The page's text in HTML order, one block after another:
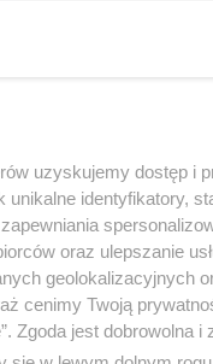
tory tzw.
Do tego
momencie
uzyskujemy dostęp i
identyfikatory,
oraz ulepszanie
geolokalizacyjnych
cenimy Twoją
Zgoda jest dobrowolna i